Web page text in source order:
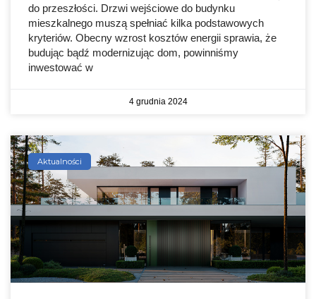
do przeszłości. Drzwi wejściowe do budynku
mieszkalnego muszą spełniać kilka podstawowych
kryteriów. Obecny wzrost kosztów energii sprawia, że
budując bądź modernizując dom, powinniśmy
inwestować w
4 grudnia 2024
Aktualności